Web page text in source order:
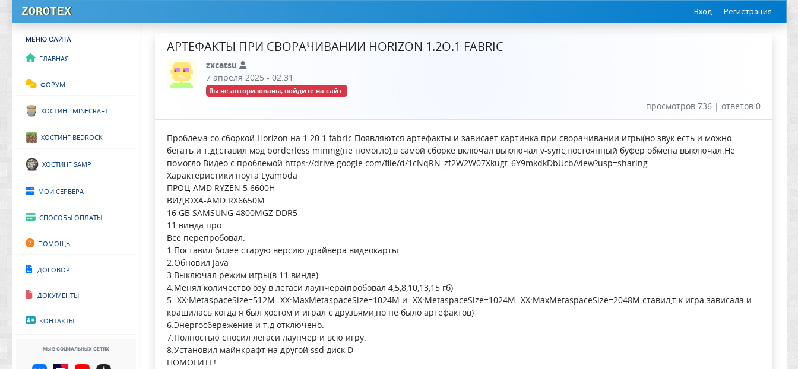
ZOROTEX Вход Регистрация
МЕНЮ САЙТА
Главная
Форум
Хостинг Minecraft
Хостинг Bedrock
Хостинг SAMP
Мои сервера
Способы оплаты
Помощь
Договор
Документы
Контакты
Мы в социальных сетях
АРТЕФАКТЫ ПРИ СВОРАЧИВАНИИ HORIZON 1.2O.1 FABRIC
zxcatsu
7 апреля 2025 - 02:31
Вы не авторизованы, войдите на сайт.
просмотров 736 | ответов 0
Проблема со сборкой Horizon на 1.20.1 fabric.Появляются артефакты и зависает картинка при сворачивании игры(но звук есть и можно
бегать и т.д),ставил мод borderless mining(не помогло),в самой сборке включал выключал v-sync,постоянный буфер обмена выключал.Не
помогло.Видео с проблемой https://drive.google.com/file/d/1cNqRN_zf2W2W07Xkugt_6Y9mkdkDbUcb/view?usp=sharing
Характеристики ноута Lyambda
ПРОЦ-AMD RYZEN 5 6600H
ВИДЮХА-AMD RX6650M
16 GB SAMSUNG 4800MGZ DDR5
11 винда про
Все перепробовал:
1.Поставил более старую версию драйвера видеокарты
2.Обновил Java
3.Выключал режим игры(в 11 винде)
4.Менял количество озу в легаси лаунчера(пробовал 4,5,8,10,13,15 гб)
5.-XX:MetaspaceSize=512M -XX:MaxMetaspaceSize=1024M и -XX:MetaspaceSize=1024M -XX:MaxMetaspaceSize=2048M ставил,т.к игра зависала и
крашилась когда я был хостом и играл с друзьями,но не было артефактов)
6.Энергосбережение и т.д отключено.
7.Полностью сносил легаси лаунчер и всю игру.
8.Установил майнкрафт на другой ssd диск D
ПОМОГИТЕ!